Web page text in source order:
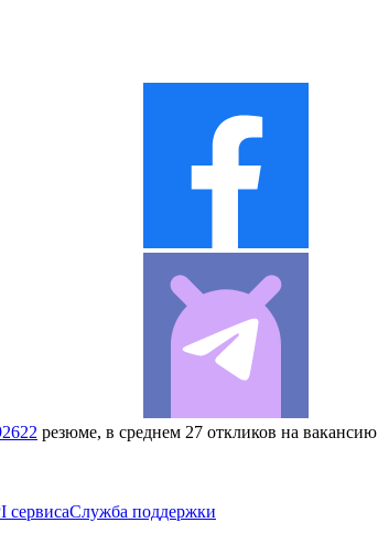
резюме, в среднем 27 откликов на вакансию
сервисаСлужба поддержки